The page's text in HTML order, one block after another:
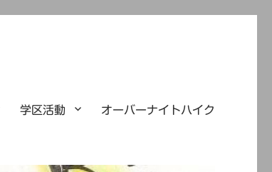
学区活動 オーバーナイトハイク